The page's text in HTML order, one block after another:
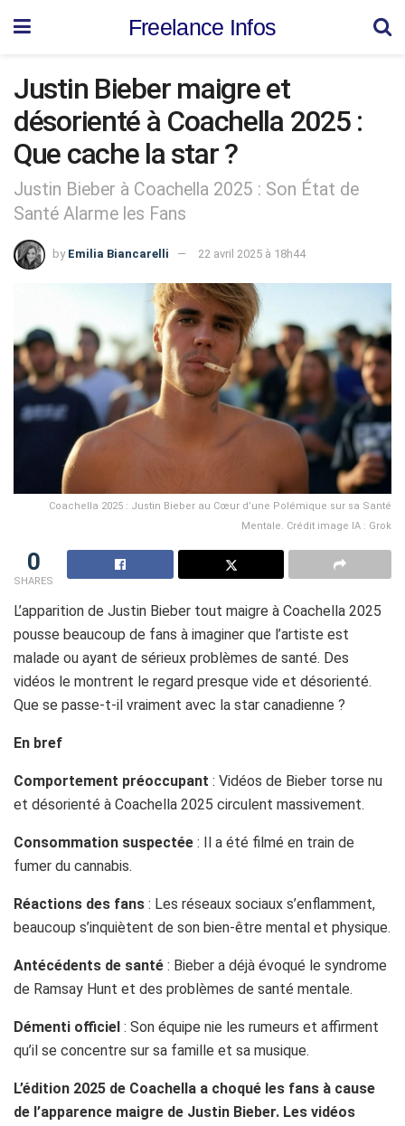
Freelance Infos
Justin Bieber maigre et
désorienté à Coachella 2025 :
Que cache la star ?
Justin Bieber à Coachella 2025 : Son État de
Santé Alarme les Fans
by Emilia Biancarelli 22 avril 2025 à 18h44
Coachella 2025 : Justin Bieber au Cœur d’une Polémique sur sa Santé
Mentale. Crédit image IA : Grok
0
SHARES
L’apparition de Justin Bieber tout maigre à Coachella 2025
pousse beaucoup de fans à imaginer que l’artiste est
malade ou ayant de sérieux problèmes de santé. Des
vidéos le montrent le regard presque vide et désorienté.
Que se passe-t-il vraiment avec la star canadienne ?
En bref
Comportement préoccupant : Vidéos de Bieber torse nu
et désorienté à Coachella 2025 circulent massivement.
Consommation suspectée : Il a été filmé en train de
fumer du cannabis.
Réactions des fans : Les réseaux sociaux s’enflamment,
beaucoup s’inquiètent de son bien-être mental et physique.
Antécédents de santé : Bieber a déjà évoqué le syndrome
de Ramsay Hunt et des problèmes de santé mentale.
Démenti officiel : Son équipe nie les rumeurs et affirment
qu’il se concentre sur sa famille et sa musique.
L’édition 2025 de Coachella a choqué les fans à cause
de l’apparence maigre de Justin Bieber. Les vidéos